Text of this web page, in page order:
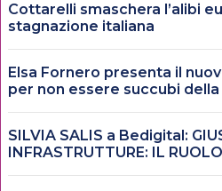
Cottarelli smaschera l’alibi
stagnazione italiana
Elsa Fornero presenta il
per non essere succubi della
SILVIA SALIS a Bedigital:
INFRASTRUTTURE: IL